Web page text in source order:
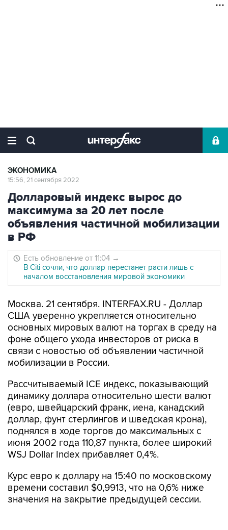
ЭКОНОМИКА
15:56, 21 сентября 2022
Долларовый индекс вырос до
максимума за 20 лет после
объявления частичной мобилизации
в РФ
Есть обновление от 11:04 →
В Citi сочли, что доллар перестанет расти лишь с
началом восстановления мировой экономики
Москва. 21 сентября. INTERFAX.RU - Доллар
США уверенно укрепляется относительно
основных мировых валют на торгах в среду на
фоне общего ухода инвесторов от риска в
связи с новостью об объявлении частичной
мобилизации в России.
Рассчитываемый ICE индекс, показывающий
динамику доллара относительно шести валют
(евро, швейцарский франк, иена, канадский
доллар, фунт стерлингов и шведская крона),
поднялся в ходе торгов до максимальных с
июня 2002 года 110,87 пункта, более широкий
WSJ Dollar Index прибавляет 0,4%.
Курс евро к доллару на 15:40 по московскому
времени составил $0,9913, что на 0,6% ниже
значения на закрытие предыдущей сессии.